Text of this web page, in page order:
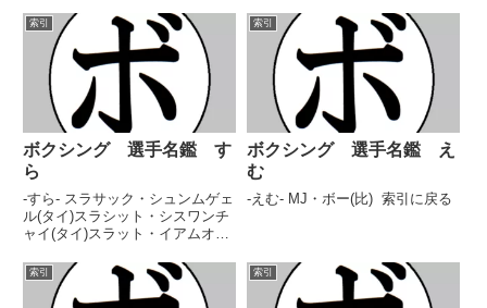
索引
ボクシング 選手名鑑 す
ら
-すら- スラサック・シュンムゲェ
ル(タイ)スラシット・シスワンチ
ャイ(タイ)スラット・イアムオン
栄) 索引に戻る
索引
ボクシング 選手名鑑 え
む
-えむ- MJ・ボー(比) 索引に戻る
索引 索引